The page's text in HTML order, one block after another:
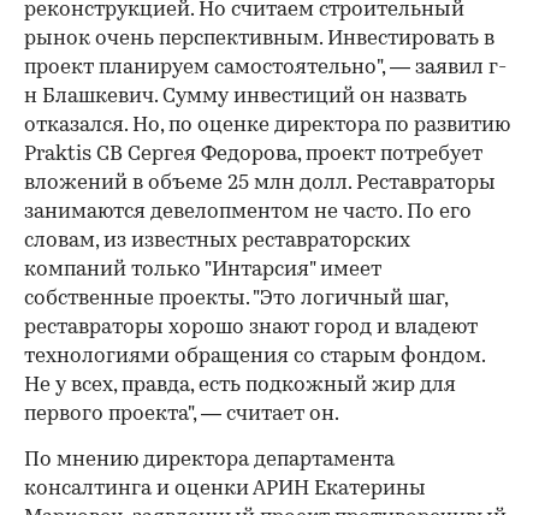
реконструкцией. Но считаем строительный
рынок очень перспективным. Инвестировать в
проект планируем самостоятельно", — заявил г-
н Блашкевич. Сумму инвестиций он назвать
отказался. Но, по оценке директора по развитию
Praktis CB Сергея Федорова, проект потребует
вложений в объеме 25 млн долл. Реставраторы
занимаются девелопментом не часто. По его
словам, из известных реставраторских
компаний только "Интарсия" имеет
собственные проекты. "Это логичный шаг,
реставраторы хорошо знают город и владеют
технологиями обращения со старым фондом.
Не у всех, правда, есть подкожный жир для
первого проекта", — считает он.
По мнению директора департамента
консалтинга и оценки АРИН Екатерины